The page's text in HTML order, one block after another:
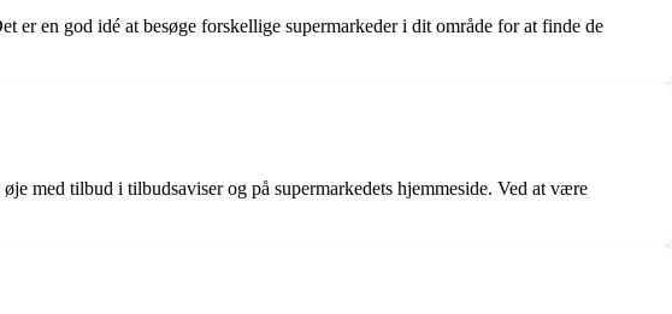
er en god idé at besøge forskellige supermarkeder i dit område for at finde de
med tilbud i tilbudsaviser og på supermarkedets hjemmeside. Ved at være